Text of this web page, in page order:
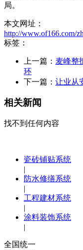
局。
本文网址：
http://www.of166.com/
标签：
上一篇： 麦峰整
环
下一篇： 让业从
相关新闻
找不到任何内容
瓷砖铺贴系统
|
防水修缮系统
|
工程建材系统
|
涂料装饰系统
|
全国统一